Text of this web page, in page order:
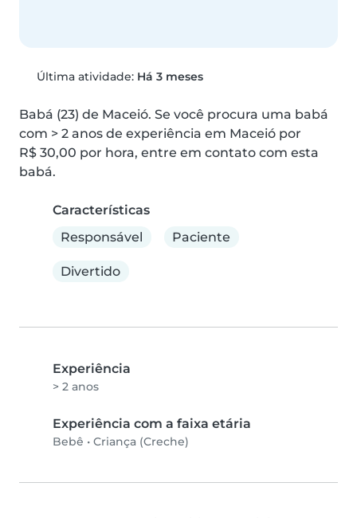
Última atividade: Há 3 meses
Babá (23) de Maceió. Se você procura uma babá
com > 2 anos de experiência em Maceió por
R$ 30,00 por hora, entre em contato com esta
babá.
Características
Responsável
Paciente
Divertido
Experiência
> 2 anos
Experiência com a faixa etária
Bebê • Criança (Creche)